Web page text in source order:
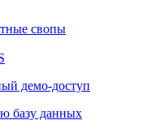
базу данных
свопы